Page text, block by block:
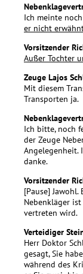
Ich meinte
er nicht
Vorsitzender
Außer Tochter
Zeuge Lajos
Mit diesem
Transporten ja.
Ich bitte, noch
der Zeuge
Angelegenheit.
danke.
Vorsitzender
[Pause]
Nebenkläger
vertreten wird.
Verteidiger
Herr Doktor
gesagt, Sie
während des